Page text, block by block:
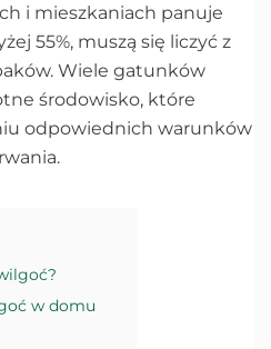
i mieszkaniach panuje
55%, muszą się liczyć z
Wiele gatunków
środowisko, które
odpowiednich warunków
w domu